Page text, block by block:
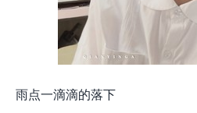
雨点一滴滴的落下